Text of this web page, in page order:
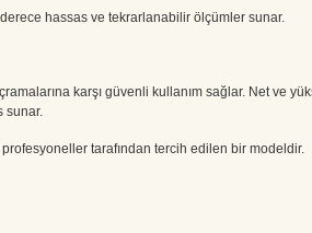
hassas ve tekrarlanabilir ölçümler sunar.
karşı güvenli kullanım sağlar. Net ve
sunar.
tarafından tercih edilen bir modeldir.